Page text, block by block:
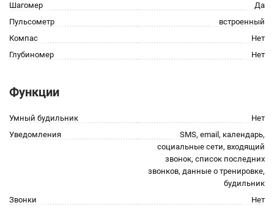
Шагомер
Да
Пульсометр
встроенный
Компас
Нет
Глубиномер
Нет
Функции
Умный будильник
Нет
Уведомления
SMS, email, календарь,
социальные сети, входящий
звонок, список последних
звонков, данные о тренировке,
будильник
Звонки
Нет